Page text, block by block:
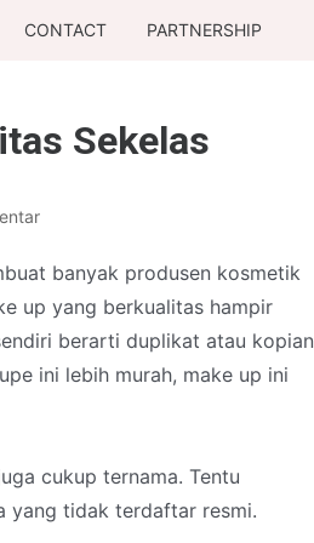
CONTACT PARTNERSHIP
Sekelas
banyak produsen kosmetik
up yang berkualitas hampir
berarti duplikat atau kopian
ini lebih murah, make up ini
cukup ternama. Tentu
yang tidak terdaftar resmi.